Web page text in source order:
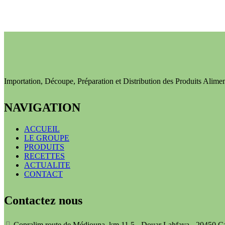
Importation, Découpe, Préparation et Distribution des Produits
NAVIGATION
ACCUEIL
LE GROUPE
PRODUITS
RECETTES
ACTUALITE
CONTACT
Contactez nous